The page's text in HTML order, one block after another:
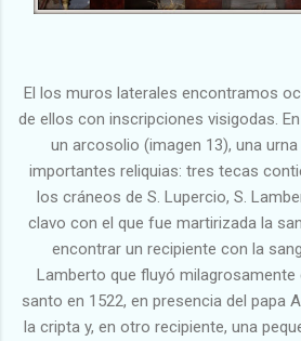
El los muros laterales encontramos
de ellos con inscripciones visigodas.
un arcosolio (imagen 13), una
importantes reliquias: tres tecas
los cráneos de S. Lupercio, S.
clavo con el que fue martirizada la
encontrar un recipiente con la
Lamberto que fluyó milagrosamente
santo en 1522, en presencia del papa
la cripta y, en otro recipiente, una